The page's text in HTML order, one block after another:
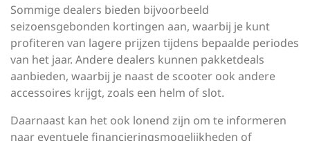
Sommige dealers bieden bijvoorbeeld
seizoensgebonden kortingen aan, waarbij je kunt
profiteren van lagere prijzen tijdens bepaalde periodes
van het jaar. Andere dealers kunnen pakketdeals
aanbieden, waarbij je naast de scooter ook andere
accessoires krijgt, zoals een helm of slot.
Daarnaast kan het ook lonend zijn om te informeren
naar eventuele financieringsmogelijkheden of